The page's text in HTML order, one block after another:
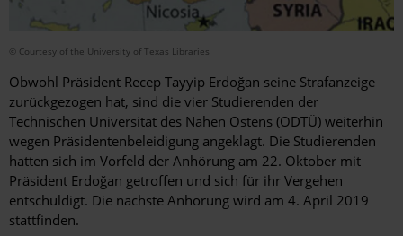
© Courtesy of the University of Texas Libraries
Obwohl Präsident Recep Tayyip Erdoğan seine Strafanzeige
zurückgezogen hat, sind die vier Studierenden der
Technischen Universität des Nahen Ostens (ODTÜ) weiterhin
wegen Präsidentenbeleidigung angeklagt. Die Studierenden
hatten sich im Vorfeld der Anhörung am 22. Oktober mit
Präsident Erdoğan getroffen und sich für ihr Vergehen
entschuldigt. Die nächste Anhörung wird am 4. April 2019
stattfinden.